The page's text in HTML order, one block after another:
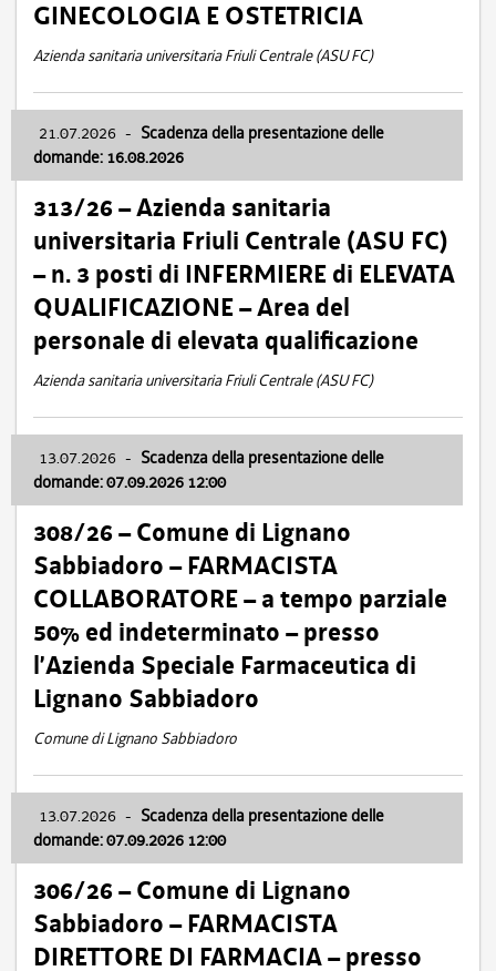
GINECOLOGIA E OSTETRICIA
Azienda sanitaria universitaria Friuli Centrale (ASU FC)
21.07.2026 - Scadenza della presentazione delle
domande: 16.08.2026
313/26 – Azienda sanitaria
universitaria Friuli Centrale (ASU FC)
– n. 3 posti di INFERMIERE di ELEVATA
QUALIFICAZIONE – Area del
personale di elevata qualificazione
Azienda sanitaria universitaria Friuli Centrale (ASU FC)
13.07.2026 - Scadenza della presentazione delle
domande: 07.09.2026 12:00
308/26 – Comune di Lignano
Sabbiadoro – FARMACISTA
COLLABORATORE – a tempo parziale
50% ed indeterminato – presso
l’Azienda Speciale Farmaceutica di
Lignano Sabbiadoro
Comune di Lignano Sabbiadoro
13.07.2026 - Scadenza della presentazione delle
domande: 07.09.2026 12:00
306/26 – Comune di Lignano
Sabbiadoro – FARMACISTA
DIRETTORE DI FARMACIA – presso